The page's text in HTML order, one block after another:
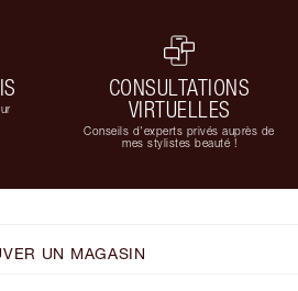
CONSULTATIONS
VIRTUELLES
Conseils d'experts privés auprès de
mes stylistes beauté !
UN MAGASIN